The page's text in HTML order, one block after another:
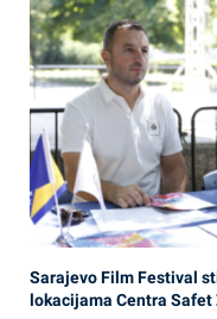
Sarajevo Film Festival
lokacijama Centra Safet